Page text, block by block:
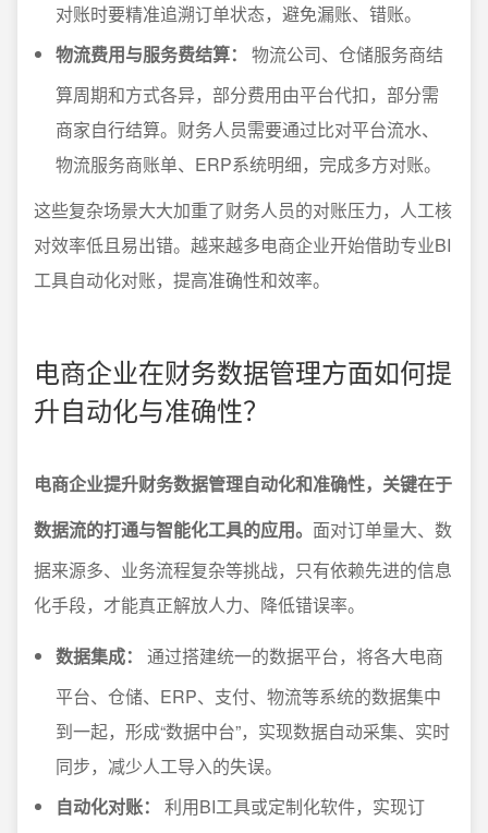
对账时要精准追溯订单状态，避免漏账、错账。
物流费用与服务费结算：
物流公司、仓储服务商结
算周期和方式各异，部分费用由平台代扣，部分需
商家自行结算。财务人员需要通过比对平台流水、
物流服务商账单、ERP系统明细，完成多方对账。
这些复杂场景大大加重了财务人员的对账压力，人工核
对效率低且易出错。越来越多电商企业开始借助专业BI
工具自动化对账，提高准确性和效率。
电商企业在财务数据管理方面如何提
升自动化与准确性？
电商企业提升财务数据管理自动化和准确性，关键在于
数据流的打通与智能化工具的应用。 面对订单量大、数
据来源多、业务流程复杂等挑战，只有依赖先进的信息
化手段，才能真正解放人力、降低错误率。
数据集成：
通过搭建统一的数据平台，将各大电商
平台、仓储、ERP、支付、物流等系统的数据集中
到一起，形成“数据中台”，实现数据自动采集、实时
同步，减少人工导入的失误。
自动化对账：
利用BI工具或定制化软件，实现订